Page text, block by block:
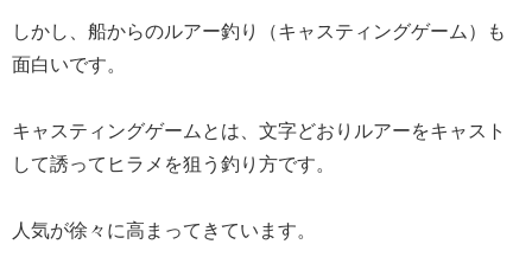
しかし、船からのルアー釣り（キャスティングゲーム）も
面白いです。
キャスティングゲームとは、文字どおりルアーをキャスト
して誘ってヒラメを狙う釣り方です。
人気が徐々に高まってきています。